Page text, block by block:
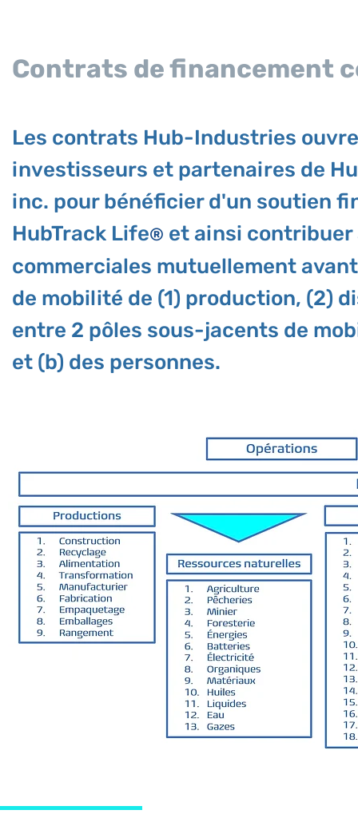
Contrats de financement
Les contrats Hub-Industries
investisseurs et partenaires de
inc. pour bénéficier d'un soutien
HubTrack Life® et ainsi contribuer
commerciales mutuellement
de mobilité de (1) production, (2)
entre 2 pôles sous-jacents de
et (b) des personnes.